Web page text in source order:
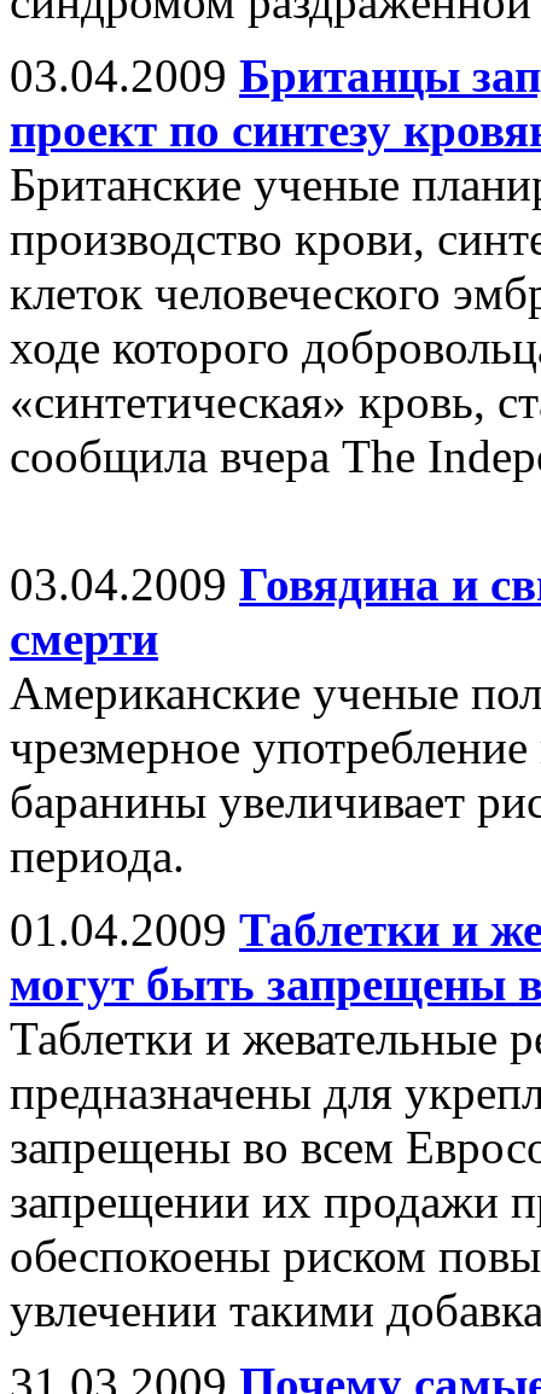
03.04.2009 Британцы
проект по синтезу
Британские ученые
производство крови,
клеток человеческого
ходе которого
«синтетическая» кровь,
сообщила вчера The
03.04.2009 Говядина и
смерти
Американские ученые
чрезмерное
баранины увеличивает
периода.
01.04.2009 Таблетки и
могут быть запрещены
Таблетки и жевательные
предназначены для
запрещены во всем
запрещении их продажи
обеспокоены риском
увлечении такими
31.03.2009 Почему